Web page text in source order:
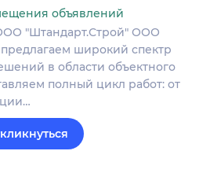
объявлений
"Штандарт.Строй" ООО
широкий спектр
в области объектного
полный цикл работ: от